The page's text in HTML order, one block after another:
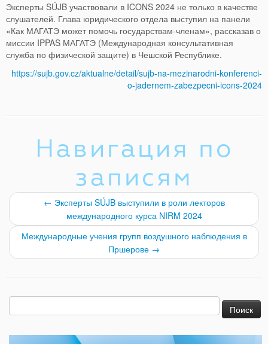
Эксперты SÚJB участвовали в ICONS 2024 не только в качестве
слушателей. Глава юридического отдела выступил на панели
«Как МАГАТЭ может помочь государствам-членам», рассказав о
миссии IPPAS МАГАТЭ (Международная консультативная
служба по физической защите) в Чешской Республике.
https://sujb.gov.cz/aktualne/detail/sujb-na-mezinarodni-konferenci-
o-jadernem-zabezpecni-icons-2024
Навигация по
записям
← Эксперты SÚJB выступили в роли лекторов
международного курса NIRM 2024
Международные учения групп воздушного наблюдения в
Пршерове →